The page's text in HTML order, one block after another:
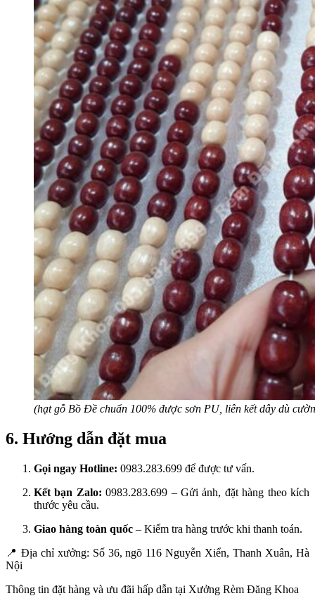
(hạt gỗ Bồ Đề chuẩn 100% được sơn PU, liên kết dây dù
6. Hướng dẫn đặt mua
Gọi ngay Hotline: 0983.283.699 để được tư vấn.
Kết bạn Zalo: 0983.283.699 – Gửi ảnh, đặt hàng theo kích
thước yêu cầu.
Giao hàng toàn quốc – Kiểm tra hàng trước khi thanh toán.
📍 Địa chỉ xưởng: Số 36, ngõ 116 Nguyễn Xiển, Thanh Xuân, Hà
Nội
Thông tin đặt hàng và ưu đãi hấp dẫn tại Xưởng Rèm Đăng Khoa